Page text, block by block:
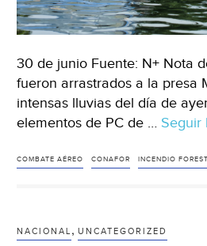
30 de junio Fuente: N+ Nota
fueron arrastrados a la presa
intensas lluvias del día de
elementos de PC de … Seguir
COMBATE AÉREO CONAFOR INCENDIO
NACIONAL ,UNCATEGORIZED